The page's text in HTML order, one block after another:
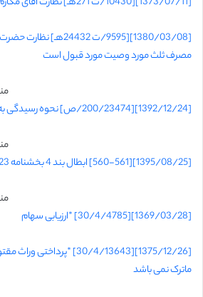
[1380/03/08][9595/ت
مصرف ثلث مورد وصیت مورد قبول است
[1392/12/24][200/23474/ص] نحوه رسیدگی به مالیات بر ارث
[1395/08/25][560-561] ابطال بند 4 بخشنامه 11823مورخ 30/06/1384
[1369/03/28][30/4/4785] *ارزیابی سهام
[1375/12/26][30/4/13643]
ماترک نمی باشد